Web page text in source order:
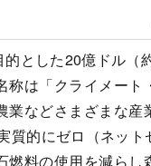
とした20億ドル（
は「クライメート
などさまざまな
質的にゼロ（ネッ
料の使用を減らし